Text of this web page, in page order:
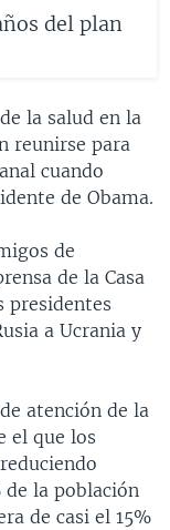
del plan
la salud en la
reunirse para
cuando
de Obama.
de
de la Casa
presidentes
a Ucrania y
atención de la
el que los
la población
de casi el 15%